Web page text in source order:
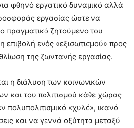
φθηνό εργατικό δυναμικό αλλά
εργασίας ώστε να
πραγματικό ζητούμενο του
επιβολή ενός «εξισωτισμού» προς
της ζωντανής εργασίας.
η διάλυση των κοινωνικών
και του πολιτισμού κάθε χώρας
πολυπολιτισμικό «χυλό», ικανό
και να γεννά οξύτητα μεταξύ